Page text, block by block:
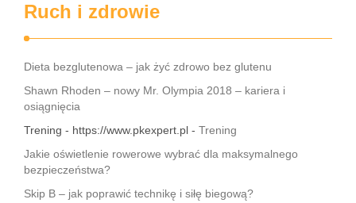
Ruch i zdrowie
Dieta bezglutenowa – jak żyć zdrowo bez glutenu
Shawn Rhoden – nowy Mr. Olympia 2018 – kariera i
osiągnięcia
Trening - https://www.pkexpert.pl - Trening
Jakie oświetlenie rowerowe wybrać dla maksymalnego
bezpieczeństwa?
Skip B – jak poprawić technikę i siłę biegową?